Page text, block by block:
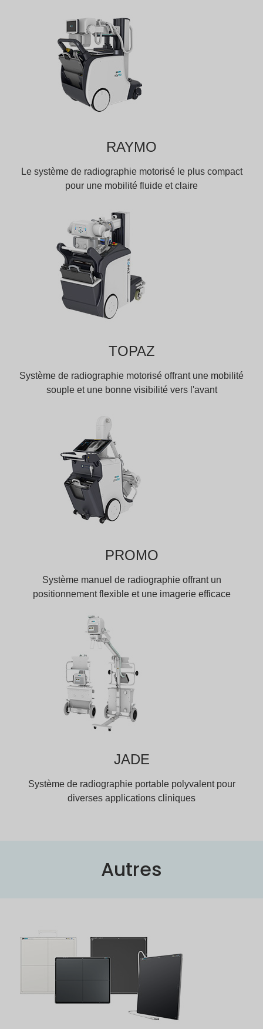
RAYMO
Le système de radiographie motorisé le plus compact
pour une mobilité fluide et claire
TOPAZ
Système de radiographie motorisé offrant une mobilité
souple et une bonne visibilité vers l'avant
PROMO
Système manuel de radiographie offrant un
positionnement flexible et une imagerie efficace
JADE
Système de radiographie portable polyvalent pour
diverses applications cliniques
Autres